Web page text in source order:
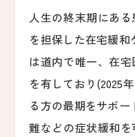
人生の終末期にあ
を担保した在宅緩
は道内で唯一、在
を有しており(2025
る方の最期をサポ
難などの症状緩和